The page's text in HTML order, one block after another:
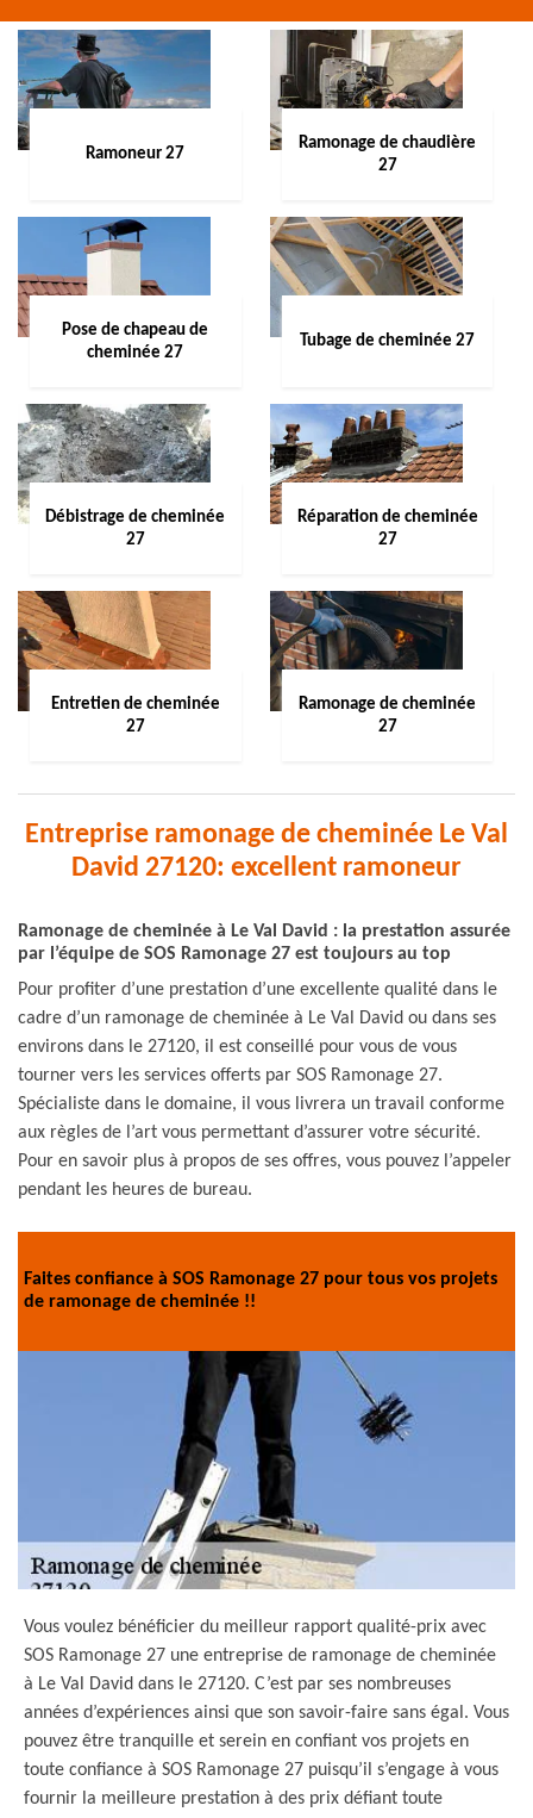
Ramoneur 27
Ramonage de chaudière
27
Pose de chapeau de
cheminée 27
Tubage de cheminée 27
Débistrage de cheminée
27
Réparation de cheminée
27
Entretien de cheminée
27
Ramonage de cheminée
27
Entreprise ramonage de cheminée Le Val
David 27120: excellent ramoneur
Ramonage de cheminée à Le Val David : la prestation assurée
par l’équipe de SOS Ramonage 27 est toujours au top
Pour profiter d’une prestation d’une excellente qualité dans le
cadre d’un ramonage de cheminée à Le Val David ou dans ses
environs dans le 27120, il est conseillé pour vous de vous
tourner vers les services offerts par SOS Ramonage 27.
Spécialiste dans le domaine, il vous livrera un travail conforme
aux règles de l’art vous permettant d’assurer votre sécurité.
Pour en savoir plus à propos de ses offres, vous pouvez l’appeler
pendant les heures de bureau.
Faites confiance à SOS Ramonage 27 pour tous vos projets
de ramonage de cheminée !!
Vous voulez bénéficier du meilleur rapport qualité-prix avec
SOS Ramonage 27 une entreprise de ramonage de cheminée
à Le Val David dans le 27120. C’est par ses nombreuses
années d’expériences ainsi que son savoir-faire sans égal. Vous
pouvez être tranquille et serein en confiant vos projets en
toute confiance à SOS Ramonage 27 puisqu’il s’engage à vous
fournir la meilleure prestation à des prix défiant toute